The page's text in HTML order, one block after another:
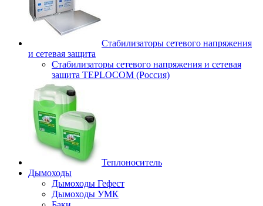
Стабилизаторы сетевого напряжения
и сетевая защита
Стабилизаторы сетевого напряжения и сетевая
защита TEPLOCOM (Россия)
Теплоноситель
Дымоходы
Дымоходы Гефест
Дымоходы УМК